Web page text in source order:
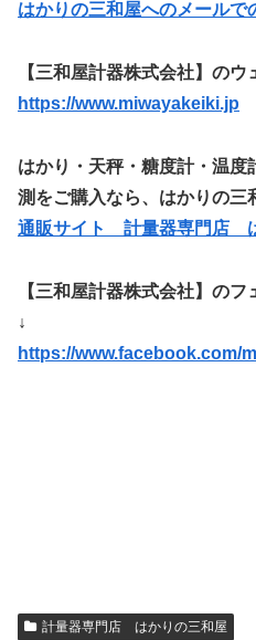
はかりの三和屋へのメールで
【三和屋計器株式会社】の
https://www.miwayakeiki.jp
はかり・天秤・糖度計・温
測をご購入なら、はかりの三
通販サイト 計量器専門店
【三和屋計器株式会社】の
↓
https://www.facebook.com/
計量器専門店 はかりの三和屋